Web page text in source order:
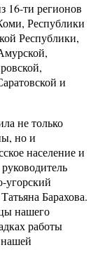
16-ти регионов
Республики
Республики,
и
не только
но и
население и
Барахова.
нашего
работы